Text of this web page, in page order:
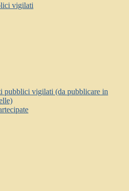
vigilati
pubblici vigilati (da pubblicare in